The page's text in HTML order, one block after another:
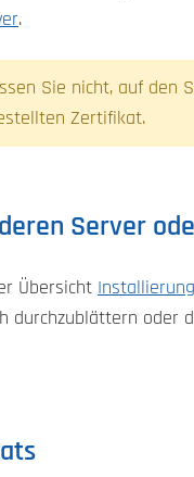
.
Sie nicht, auf den
Zertifikat.
Server
Übersicht
durchzublättern oder